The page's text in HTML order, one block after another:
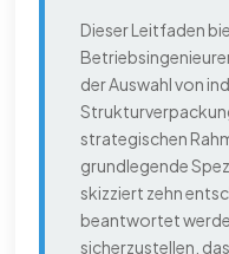
Dieser Leitfaden
der Auswahl von
strategischen
grundlegende
skizziert zehn
beantwortet
sicherzustellen,